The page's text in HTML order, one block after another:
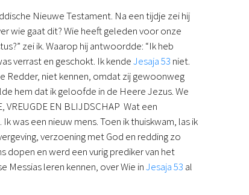
Nieuwe Testament. Na een tijdje zei hij
wie gaat dit? Wie heeft geleden voor onze
zei ik. Waarop hij antwoordde: “Ik heb
verrast en geschokt. Ik kendeJesaja 53 niet.
Redder, niet kennen, omdat zij gewoonweg
hem dat ik geloofde in de Heere Jezus. We
EN BLIJDSCHAP Wat een
was een nieuw mens. Toen ik thuiskwam, las ik
verzoening met God en redding zo
dopen en werd een vurig prediker van het
Messias leren kennen, over Wie inJesaja 53 al